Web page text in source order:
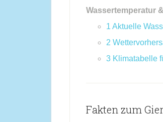
Wassertemperatur
1 Aktuelle
2
3 Klimatabelle
Fakten zum